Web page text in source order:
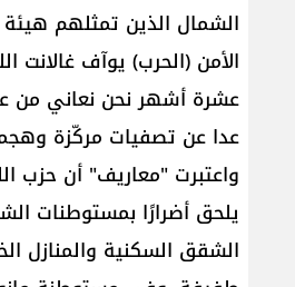
الشمال الذين تمثلهم
الأمن (الحرب) يوآف غالانت
عشرة أشهر نحن نعاني من
عدا عن تصفيات مركّزة
واعتبرت "معاريف" أن حزب
يلحق أضرارًا بمستوطنات
الشقق السكنية والمنازل